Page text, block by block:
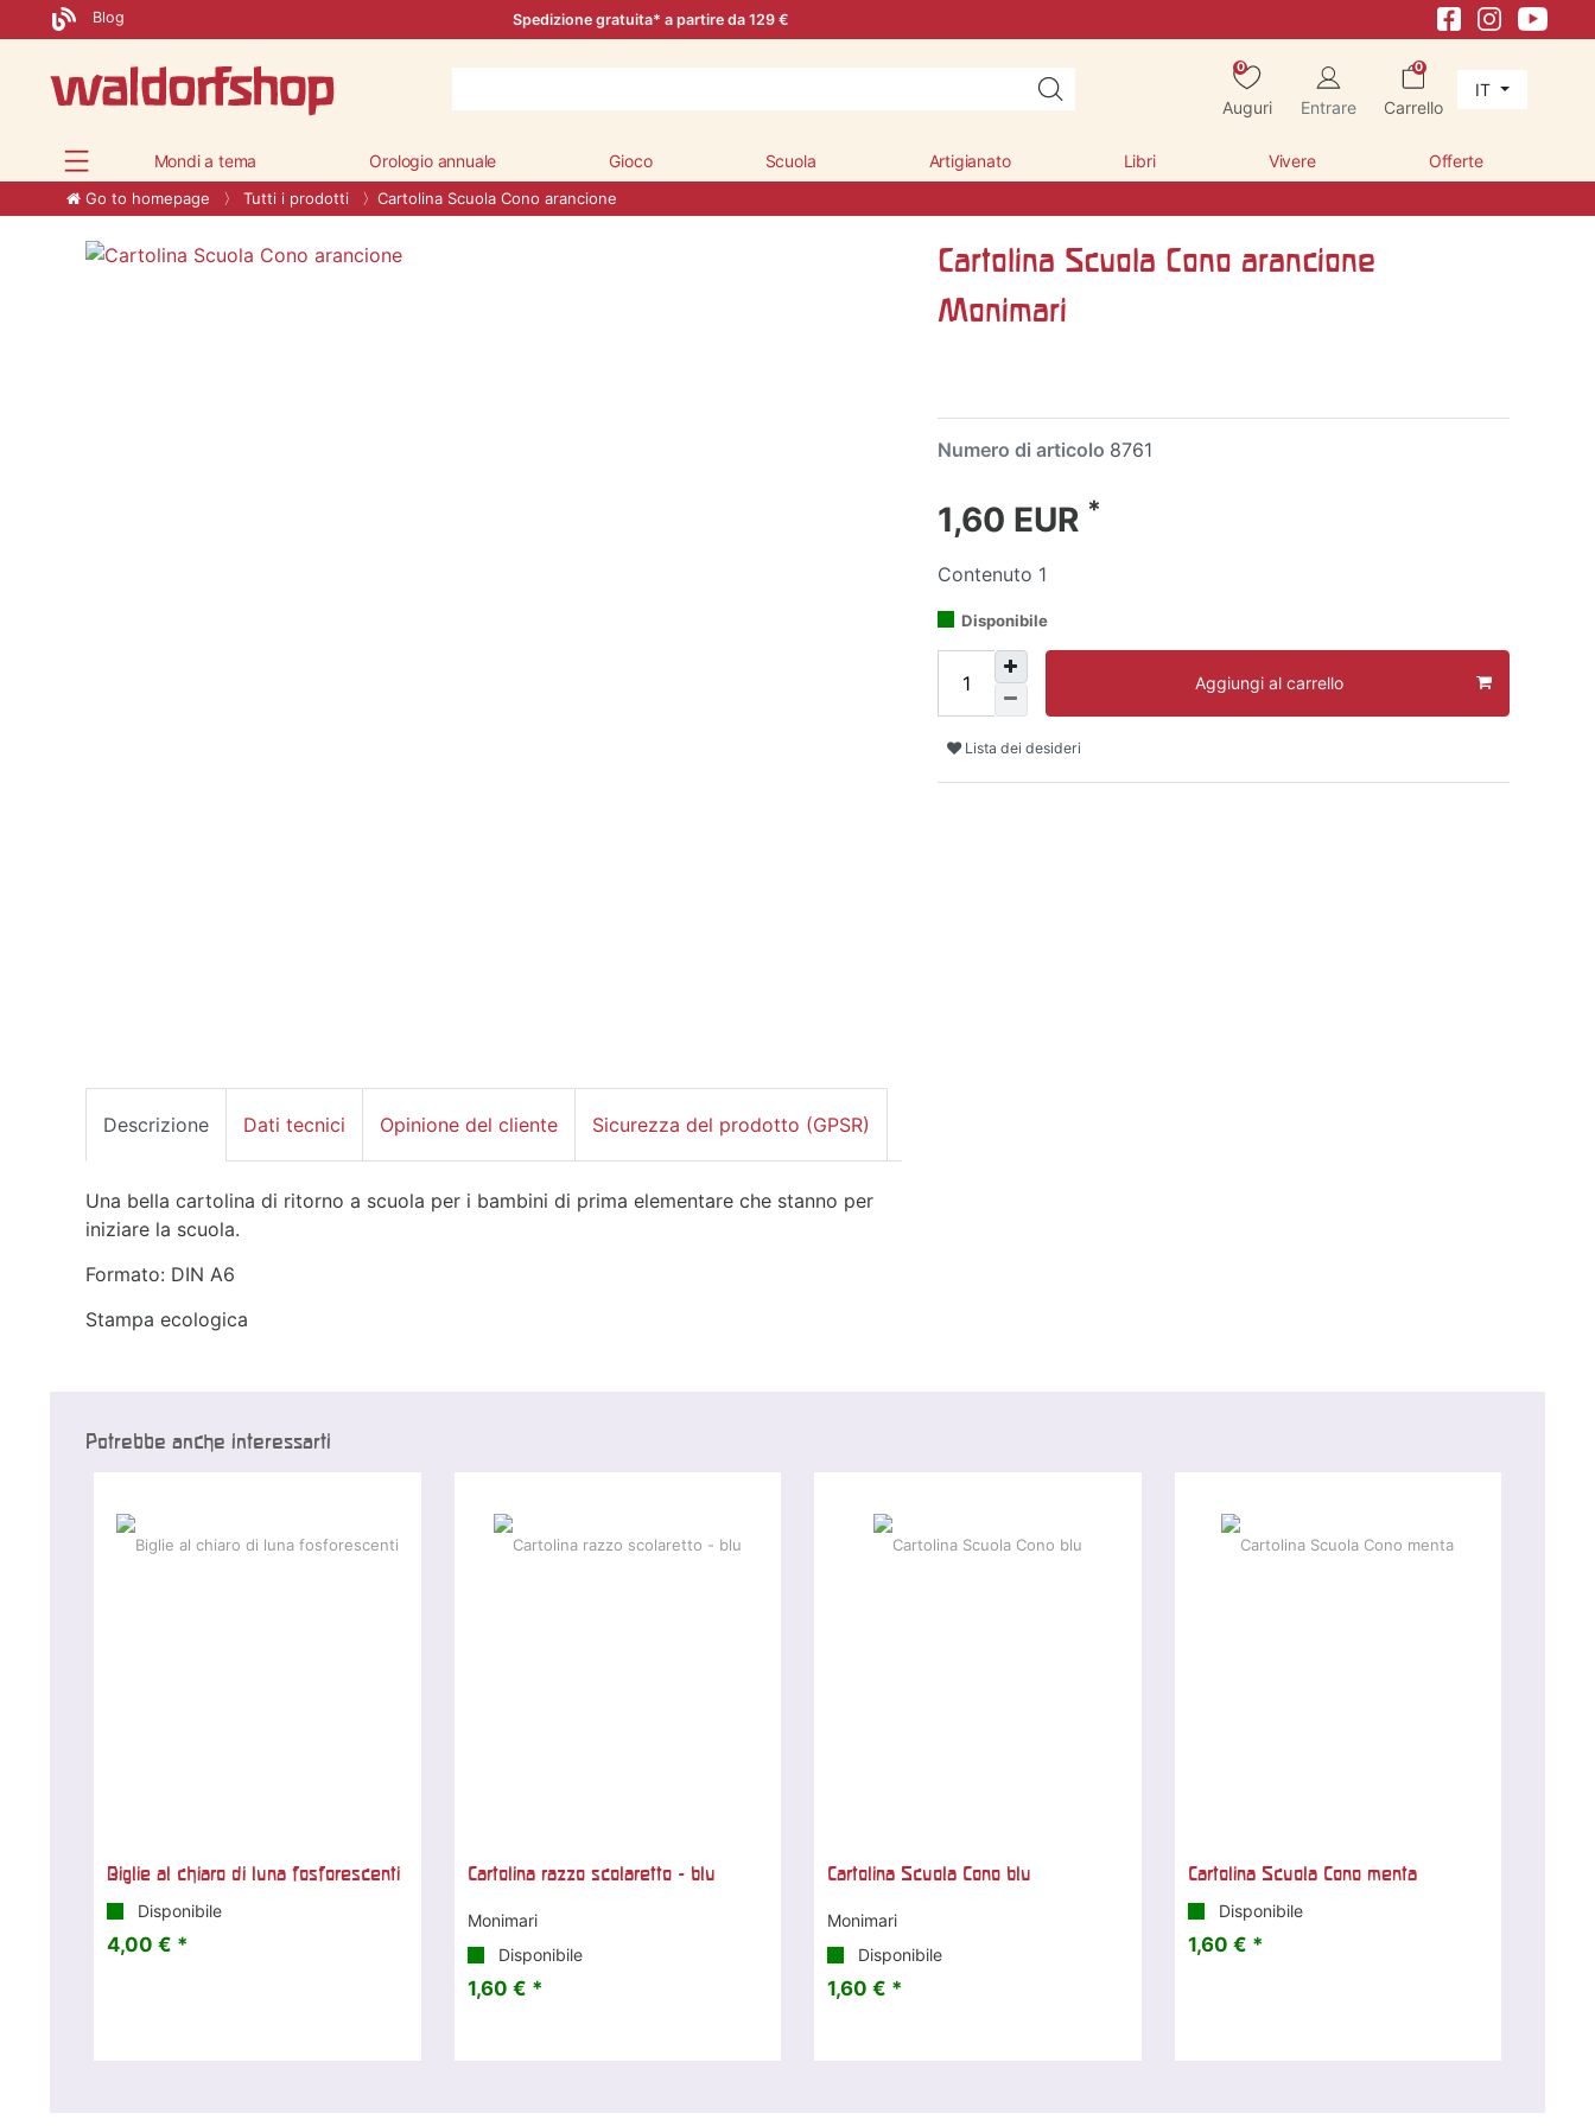
Blog Spedizione gratuita* a partire da 129 €
0
Auguri Entrare
0
Carrello
IT
Mondi a tema Orologio annuale Gioco Scuola Artigianato Libri Vivere Offerte
Go to homepage Tutti i prodotti Cartolina Scuola Cono arancione
Cartolina Scuola Cono arancione
Monimari
Numero di articolo 8761
1,60 EUR *
Contenuto 1
Disponibile
Aggiungi al carrello
Lista dei desideri
Descrizione Dati tecnici Opinione del cliente Sicurezza del prodotto (GPSR)
Una bella cartolina di ritorno a scuola per i bambini di prima elementare che stanno per
iniziare la scuola.
Formato: DIN A6
Stampa ecologica
Potrebbe anche interessarti
Biglie al chiaro di luna fosforescenti
Disponibile
4,00 € *
Cartolina razzo scolaretto - blu
Monimari
Disponibile
1,60 € *
Cartolina Scuola Cono blu
Monimari
Disponibile
1,60 € *
Cartolina Scuola Cono menta
Disponibile
1,60 € *